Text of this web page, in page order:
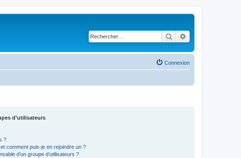
Rechercher
Connexion
d’utilisateurs
?
comment puis-je en rejoindre un ?
d’un groupe d’utilisateurs ?